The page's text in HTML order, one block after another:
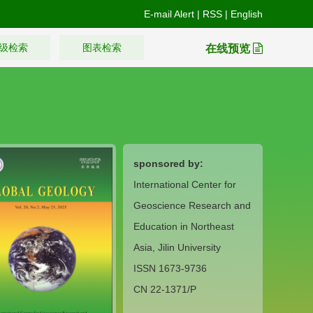
E-mail Alert | RSS | English
在线预览
图表检索
检索
sponsored by:
International Center for
Geoscience Research and
Education in Northeast
Asia, Jilin University
ISSN 1673-9736
CN 22-1371/P